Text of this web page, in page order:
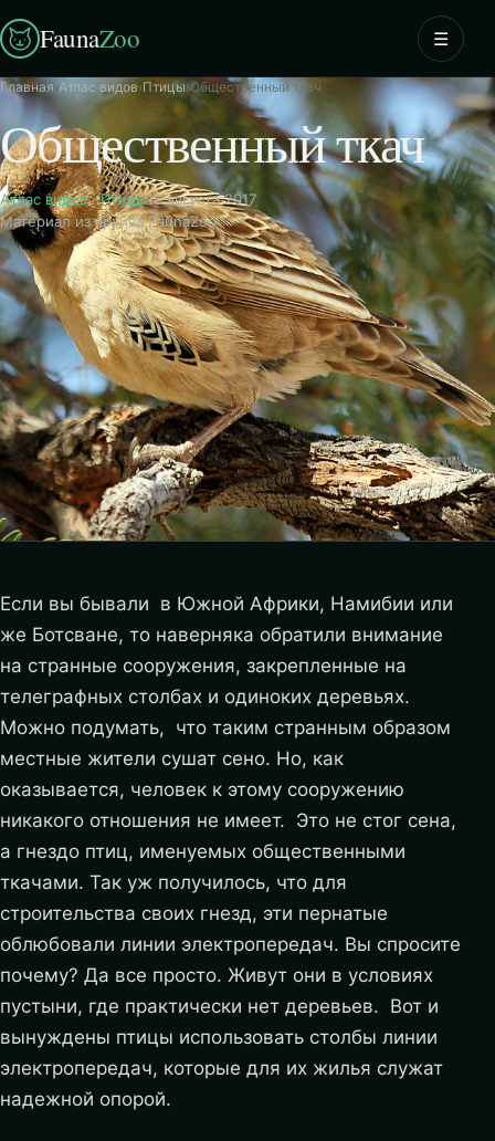
FaunaZoo ☰
Главная›Атлас видов›Птицы›Общественный ткач
Общественный ткач
Атлас видов·Птицы15 августа 2017
Материал из архива FaunaZoo
Если вы бывали в Южной Африки, Намибии или
же Ботсване, то наверняка обратили внимание
на странные сооружения, закрепленные на
телеграфных столбах и одиноких деревьях.
Можно подумать, что таким странным образом
местные жители сушат сено. Но, как
оказывается, человек к этому сооружению
никакого отношения не имеет. Это не стог сена,
а гнездо птиц, именуемых общественными
ткачами. Так уж получилось, что для
строительства своих гнезд, эти пернатые
облюбовали линии электропередач. Вы спросите
почему? Да все просто. Живут они в условиях
пустыни, где практически нет деревьев. Вот и
вынуждены птицы использовать столбы линии
электропередач, которые для их жилья служат
надежной опорой.